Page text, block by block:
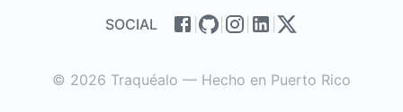
SOCIAL
© 2026 Traquéalo — Hecho en Puerto Rico